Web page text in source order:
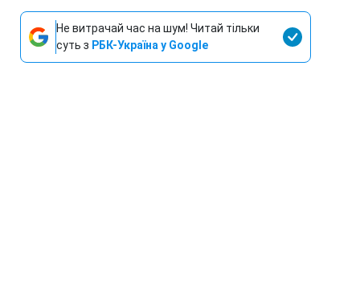
Не витрачай час на шум! Читай тільки
суть з РБК-Україна у Google